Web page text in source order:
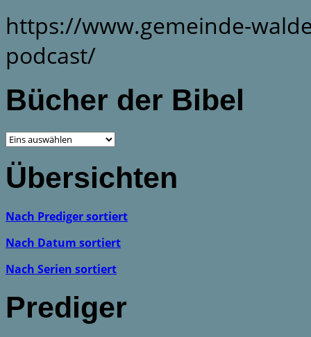
https://www.gemeinde-
podcast/
Bücher der Bibel
Übersichten
Nach Prediger sortiert
Nach Datum sortiert
Nach Serien sortiert
Prediger